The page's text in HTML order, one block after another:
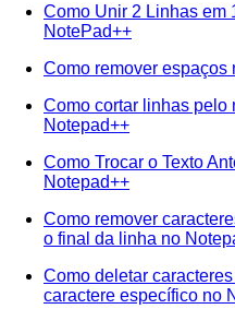
Como Unir 2 Linhas em
NotePad++
Como remover espaços
Como cortar linhas pelo
Notepad++
Como Trocar o Texto
Notepad++
Como remover
o final da linha no
Como deletar
caractere específico no